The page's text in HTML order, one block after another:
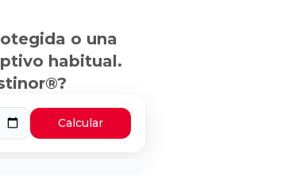
o una
habitual.
Calcular